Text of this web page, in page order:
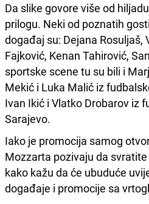
Da slike govore više od
prilogu. Neki od poznatih
događaj su: Dejana Rosuljaš,
Fajković, Kenan Tahirović,
sportske scene tu su bili i
Mekić i Luka Malić iz
Ivan Ikić i Vlatko Drobarov iz
Sarajevo.
Iako je promocija samog
Mozzarta pozivaju da
kako kažu da će ubuduće
događaje i promocije sa